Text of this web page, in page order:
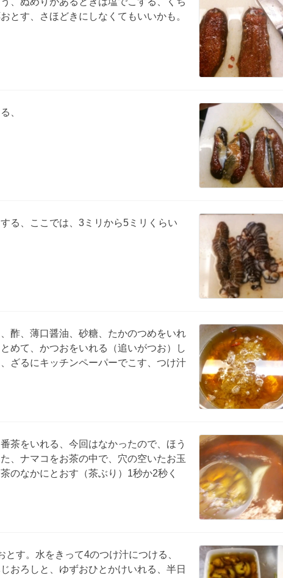
とす、さほどきにしなくてもいいかも。
、
る、ここでは、3ミリから5ミリくらい
酢、薄口醤油、砂糖、たかのつめをいれ
めて、かつおをいれる（追いがつお）し
ざるにキッチンペーパーでこす、つけ汁
茶をいれる、今回はなかったので、ほう
、ナマコをお茶の中で、穴の空いたお玉
のなかにとおす（茶ぶり）1秒か2秒く
とす。水をきって4のつけ汁につける、
おろしと、ゆずおひとかけいれる、半日